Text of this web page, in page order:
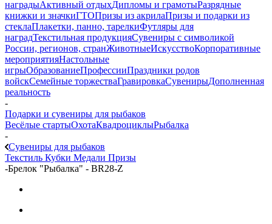
наградыАктивный отдыхДипломы и грамотыРазрядные
книжки и значкиГТОПризы из акрилаПризы и подарки из
стеклаПлакетки, панно, тарелкиФутляры для
наградТекстильная продукцияСувениры с символикой
России, регионов, странЖивотныеИскусствоКорпоративные
мероприятияНастольные
игрыОбразованиеПрофессииПраздники родов
войскСемейные торжестваГравировкаСувенирыДополненная
реальность
-
Подарки и сувениры для рыбаков
Весёлые стартыОхотаКвадроциклыРыбалка
-
Сувениры для рыбаков
Текстиль Кубки Медали Призы
-Брелок "Рыбалка" - BR28-Z